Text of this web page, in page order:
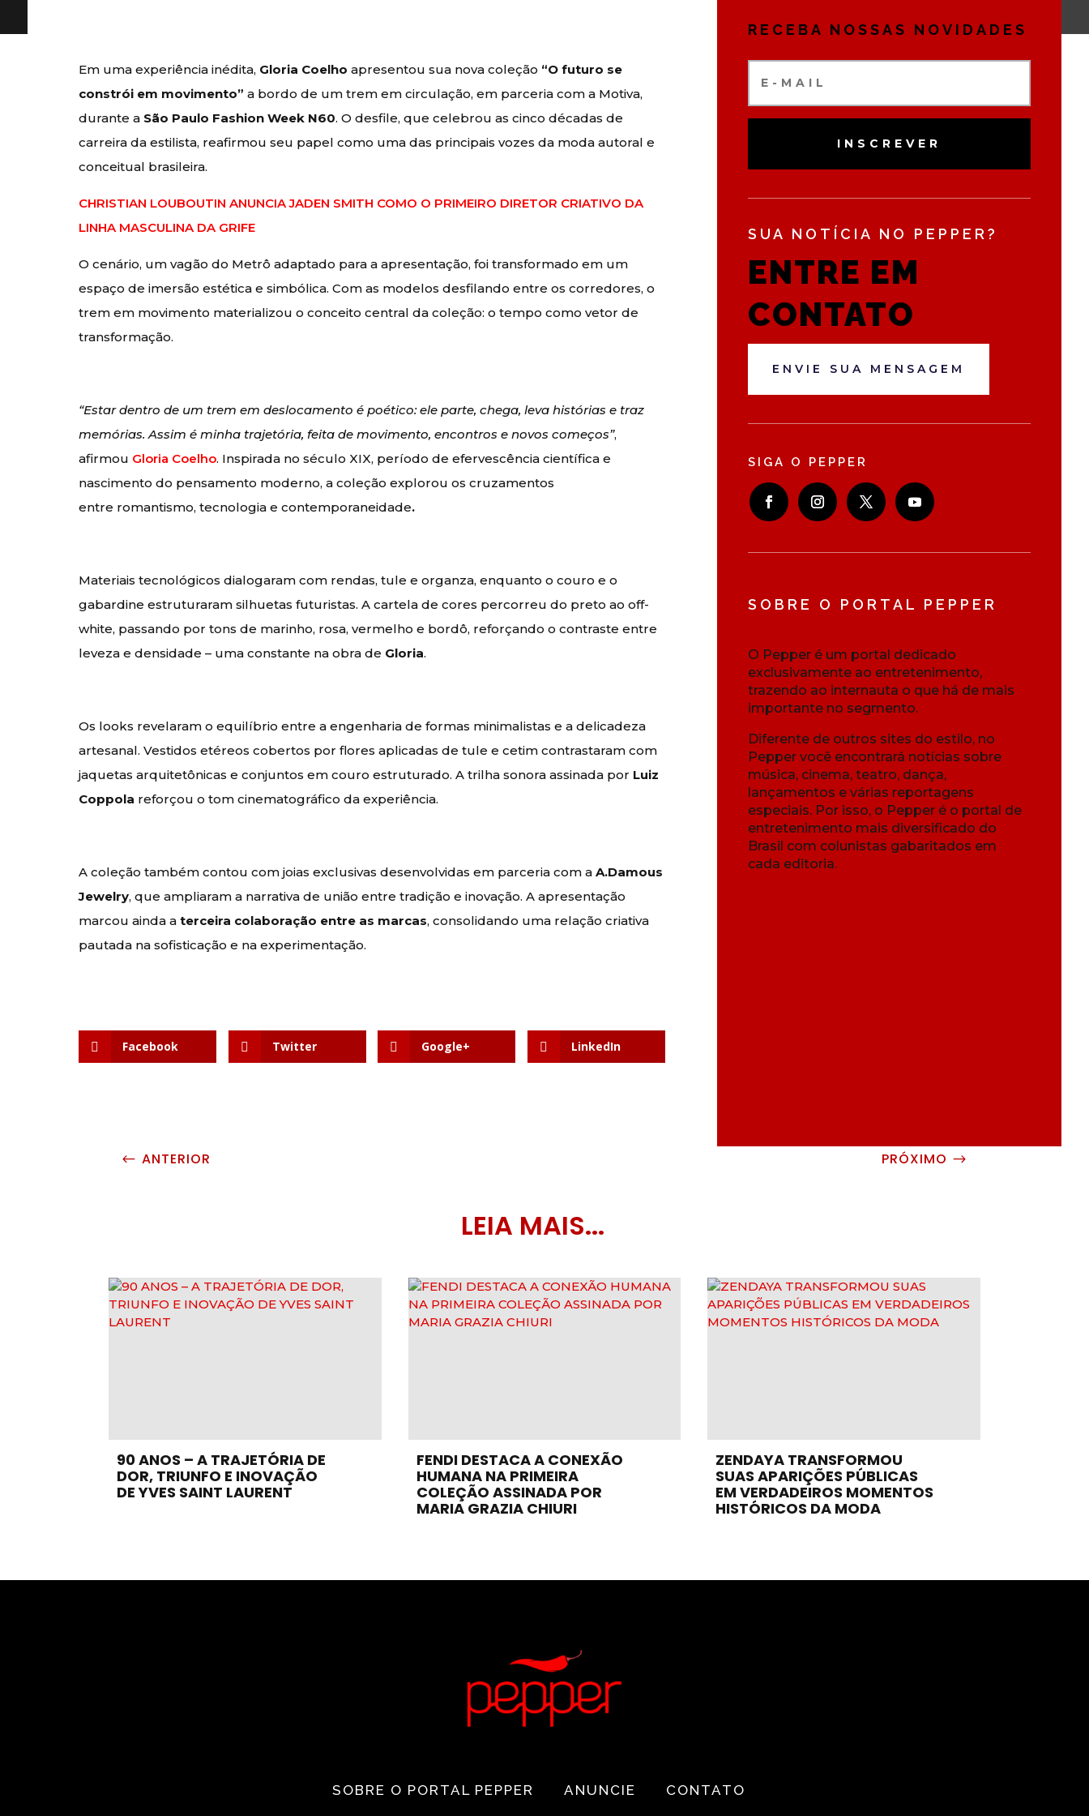
Em uma experiência inédita, Gloria Coelho apresentou sua nova coleção “O futuro se
constrói em movimento” a bordo de um trem em circulação, em parceria com a Motiva,
durante a São Paulo Fashion Week N60. O desfile, que celebrou as cinco décadas de
carreira da estilista, reafirmou seu papel como uma das principais vozes da moda autoral e
conceitual brasileira.
CHRISTIAN LOUBOUTIN ANUNCIA JADEN SMITH COMO O PRIMEIRO DIRETOR CRIATIVO DA
LINHA MASCULINA DA GRIFE
O cenário, um vagão do Metrô adaptado para a apresentação, foi transformado em um
espaço de imersão estética e simbólica. Com as modelos desfilando entre os corredores, o
trem em movimento materializou o conceito central da coleção: o tempo como vetor de
transformação.
“Estar dentro de um trem em deslocamento é poético: ele parte, chega, leva histórias e traz
memórias. Assim é minha trajetória, feita de movimento, encontros e novos começos”,
afirmou Gloria Coelho. Inspirada no século XIX, período de efervescência científica e
nascimento do pensamento moderno, a coleção explorou os cruzamentos
entre romantismo, tecnologia e contemporaneidade.
Materiais tecnológicos dialogaram com rendas, tule e organza, enquanto o couro e o
gabardine estruturaram silhuetas futuristas. A cartela de cores percorreu do preto ao off-
white, passando por tons de marinho, rosa, vermelho e bordô, reforçando o contraste entre
leveza e densidade – uma constante na obra de Gloria.
Os looks revelaram o equilíbrio entre a engenharia de formas minimalistas e a delicadeza
artesanal. Vestidos etéreos cobertos por flores aplicadas de tule e cetim contrastaram com
jaquetas arquitetônicas e conjuntos em couro estruturado. A trilha sonora assinada por Luiz
Coppola reforçou o tom cinematográfico da experiência.
A coleção também contou com joias exclusivas desenvolvidas em parceria com aA.Damous
Jewelry, que ampliaram a narrativa de união entre tradição e inovação. A apresentação
marcou ainda aterceira colaboração entre as marcas, consolidando uma relação criativa
pautada na sofisticação e na experimentação.
Facebook Twitter Google+ LinkedIn
RECEBA NOSSAS NOVIDADES
INSCREVER
SUA NOTÍCIA NO PEPPER?
ENTRE EM
CONTATO
ENVIE SUA MENSAGEM
SIGA O PEPPER
SOBRE O PORTAL PEPPER
O Pepper é um portal dedicado
exclusivamente ao entretenimento,
trazendo ao internauta o que há de mais
importante no segmento.
Diferente de outros sites do estilo, no
Pepper você encontrará notícias sobre
música, cinema, teatro, dança,
lançamentos e várias reportagens
especiais. Por isso, o Pepper é o portal de
entretenimento mais diversificado do
Brasil com colunistas gabaritados em
cada editoria.
# ANTERIOR PRÓXIMO $
LEIA MAIS...
90 ANOS – A TRAJETÓRIA DE
DOR, TRIUNFO E INOVAÇÃO
DE YVES SAINT LAURENT
FENDI DESTACA A CONEXÃO
HUMANA NA PRIMEIRA
COLEÇÃO ASSINADA POR
MARIA GRAZIA CHIURI
ZENDAYA TRANSFORMOU
SUAS APARIÇÕES PÚBLICAS
EM VERDADEIROS MOMENTOS
HISTÓRICOS DA MODA
SOBRE O PORTAL PEPPER ANUNCIE CONTATO